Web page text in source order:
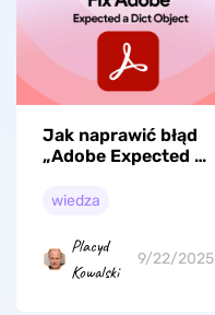
Jak naprawić błąd
„Adobe Expected a
skutecznych
wiedza
Placyd
Kowalski
9/22/2025